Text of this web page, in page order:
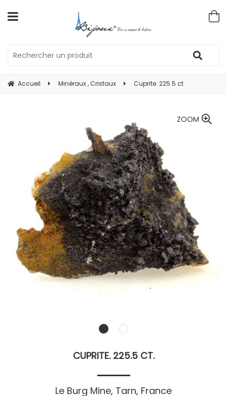
Accueil Minéraux , Cristaux Cuprite. 225.5 ct.
ZOOM
CUPRITE. 225.5 CT.
Le Burg Mine, Tarn, France